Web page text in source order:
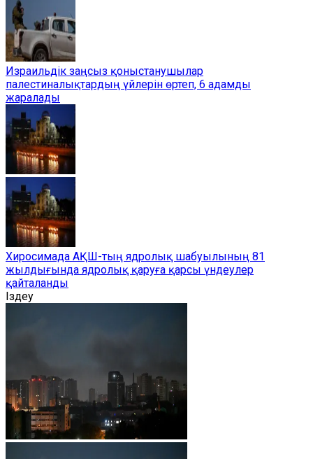
Израильдік заңсыз қоныстанушылар
палестиналықтардың үйлерін өртеп, 6 адамды
жаралады
Хиросимада АҚШ-тың ядролық шабуылының 81
жылдығында ядролық қаруға қарсы үндеулер
қайталанды
Іздеу